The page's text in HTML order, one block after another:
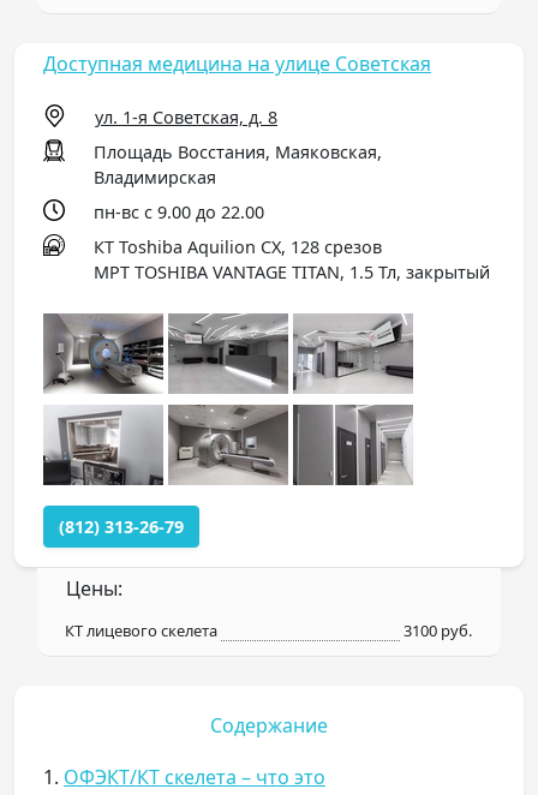
Доступная медицина на улице Советская
ул. 1-я Советская, д. 8
Площадь Восстания, Маяковская,
Владимирская
пн-вс с 9.00 до 22.00
КТ Toshiba Aquilion CX, 128 срезов
МРТ TOSHIBA VANTAGE TITAN, 1.5 Тл, закрытый
(812) 313-26-79
Цены:
КТ лицевого скелета 3100 руб.
Содержание
1. ОФЭКТ/КТ скелета – что это